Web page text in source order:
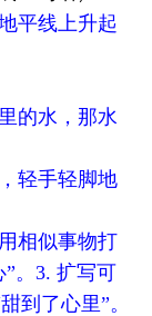
平线上升起
的水，那水
轻手轻脚地
相似事物打
。3. 扩写可
到了心里”。